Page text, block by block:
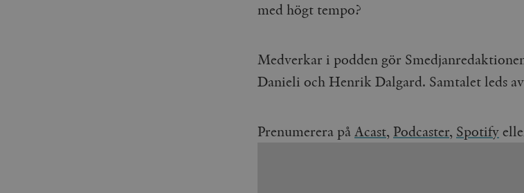
med högt tempo?
Medverkar i podden gör
Danieli och Henrik Dalgard. Samtalet leds
Prenumerera påAcast, Podcaster, Spotify